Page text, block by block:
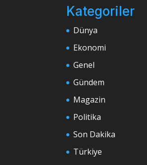
Kategoriler
Dünya
Ekonomi
Genel
Gündem
Magazin
Politika
Son Dakika
Türkiye